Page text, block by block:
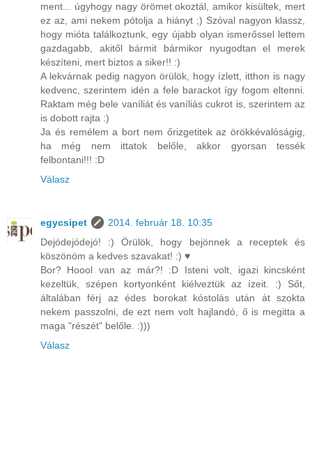
ment... úgyhogy nagy örömet okoztál, amikor kisültek, mert
ez az, ami nekem pótolja a hiányt ;) Szóval nagyon klassz,
hogy mióta találkoztunk, egy újabb olyan ismerőssel lettem
gazdagabb, akitől bármit bármikor nyugodtan el merek
készíteni, mert biztos a siker!! :)
A lekvárnak pedig nagyon örülök, hogy ízlett, itthon is nagy
kedvenc, szerintem idén a fele barackot így fogom eltenni.
Raktam még bele vaníliát és vaníliás cukrot is, szerintem az
is dobott rajta :)
Ja és remélem a bort nem őrizgetitek az örökkévalóságig,
ha még nem ittatok belőle, akkor gyorsan tessék
felbontani!!! :D
Válasz
egycsipet
2014. február 18. 10:35
Dejódejódejó! :) Örülök, hogy bejönnek a receptek és
köszönöm a kedves szavakat! :) ♥
Bor? Hoool van az már?! :D Isteni volt, igazi kincsként
kezeltük, szépen kortyonként kiélveztük az ízeit. :) Sőt,
általában férj az édes borokat kóstolás után át szokta
nekem passzolni, de ezt nem volt hajlandó, ő is megitta a
maga "részét" belőle. :)))
Válasz